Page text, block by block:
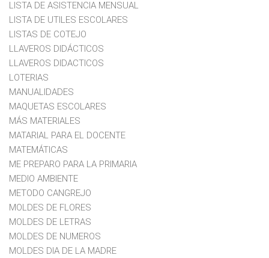
LISTA DE ASISTENCIA MENSUAL
LISTA DE UTILES ESCOLARES
LISTAS DE COTEJO
LLAVEROS DIDÁCTICOS
LLAVEROS DIDACTICOS
LOTERIAS
MANUALIDADES
MAQUETAS ESCOLARES
MÁS MATERIALES
MATARIAL PARA EL DOCENTE
MATEMÁTICAS
ME PREPARO PARA LA PRIMARIA
MEDIO AMBIENTE
METODO CANGREJO
MOLDES DE FLORES
MOLDES DE LETRAS
MOLDES DE NUMEROS
MOLDES DIA DE LA MADRE